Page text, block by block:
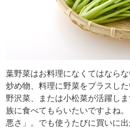
葉野菜はお料理になくてはなら
炒め物、料理に野菜をプラスし
野沢菜、または小松菜が活躍し
族に食べてもらいたいですよね
悪さ」。でも使うたびに買いに